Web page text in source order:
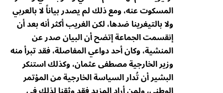
المسكوت عنه، ومع ذلك لم يصدر بياناً لا بالعربي
ولا بالتيغرينا ضدها، لكن الغريب أكثر أنه بعد أن
إنقسمت الجماعة إتضح أن البيان صدر عن
المنشية، وكان أحد دواعي المفاصلة، فقد تبرأ منه
وزير الخارجية مصطفى عثمان، وكذلك استنكر
البشير أن تُدار السياسة الخارجية من المؤتمر